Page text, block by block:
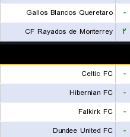
-
Gallos Blancos Queretaro
۲
CF Rayados de Monterrey
-
Celtic FC
-
Hibernian FC
-
Falkirk FC
-
Dundee United FC